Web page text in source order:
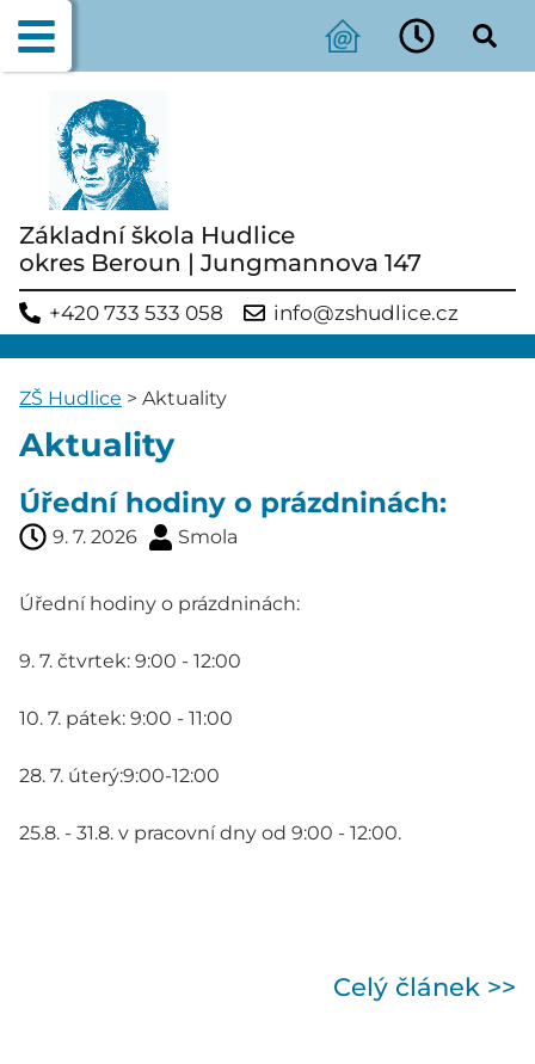
Základní škola Hudlice
okres Beroun | Jungmannova 147
+420 733 533 058 info@zshudlice.cz
ZŠ Hudlice > Aktuality
Aktuality
Úřední hodiny o prázdninách:
9. 7. 2026 Smola
Úřední hodiny o prázdninách:
9. 7. čtvrtek: 9:00 - 12:00
10. 7. pátek: 9:00 - 11:00
28. 7. úterý:9:00-12:00
25.8. - 31.8. v pracovní dny od 9:00 - 12:00.
Celý článek >>